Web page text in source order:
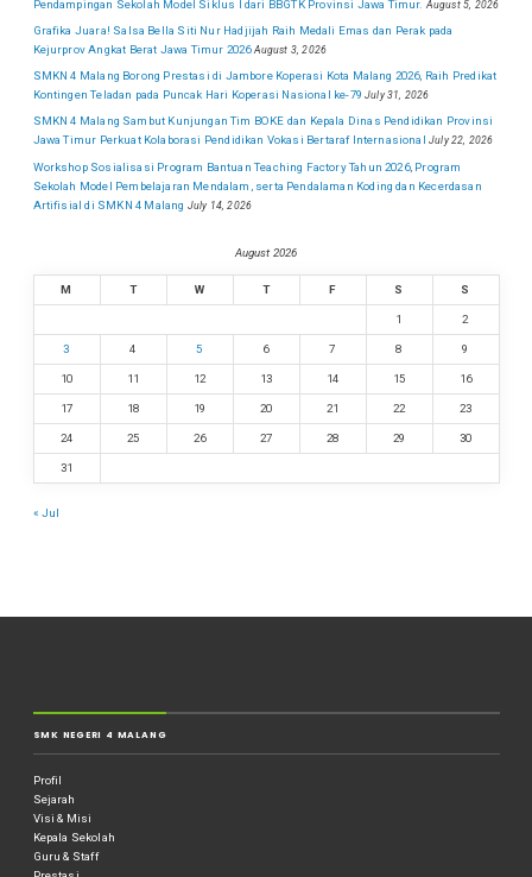
Pendampingan Sekolah Model Siklus I dari BBGTK Provinsi Jawa Timur. August 5, 2026
Grafika Juara! Salsa Bella Siti Nur Hadjijah Raih Medali Emas dan Perak pada
Kejurprov Angkat Berat Jawa Timur 2026 August 3, 2026
SMKN 4 Malang Borong Prestasi di Jambore Koperasi Kota Malang 2026, Raih Predikat
Kontingen Teladan pada Puncak Hari Koperasi Nasional ke-79 July 31, 2026
SMKN 4 Malang Sambut Kunjungan Tim BOKE dan Kepala Dinas Pendidikan Provinsi
Jawa Timur Perkuat Kolaborasi Pendidikan Vokasi Bertaraf Internasional
July 22, 2026
Workshop Sosialisasi Program Bantuan Teaching Factory Tahun 2026, Program
Sekolah Model Pembelajaran Mendalam, serta Pendalaman Koding dan Kecerdasan
Artifisial di SMKN 4 Malang July 14, 2026
August 2026
M T W T F S S
1 2
3 4 5 6 7 8 9
10 11 12 13 14 15 16
17 18 19 20 21 22 23
24 25 26 27 28 29 30
31
« Jul
SMK NEGERI 4 MALANG
Profil
Sejarah
Visi & Misi
Kepala Sekolah
Guru & Staff